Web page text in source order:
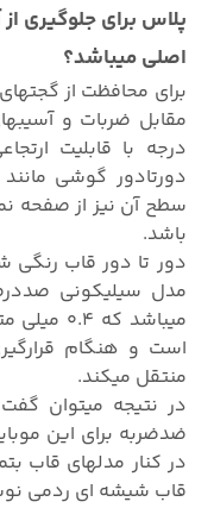
پلاس برای جلوگیری
اصلی میباشد؟
برای محافظت از
مقابل ضربات و
درجه با قابلیت
دورتادور گوشی
سطح آن نیز از صفحه
باشد.
دور تا دور قاب رنگی
مدل سیلیکونی
میباشد
است و هنگام
منتقل میکند.
در نتیجه میتوان
ضدضربه برای این
قاب شیشه ای ردمی نوت 13 پرو پلاس قرار